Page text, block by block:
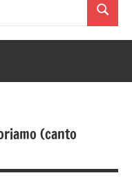
Cerca
(canto